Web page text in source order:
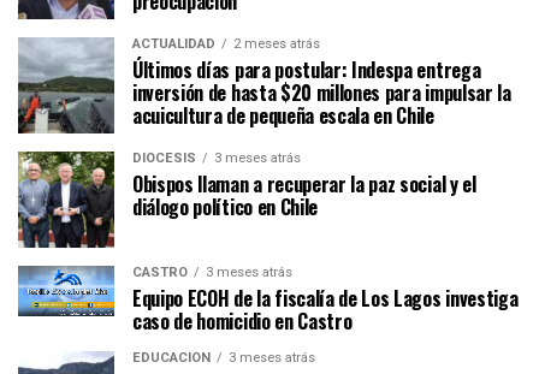
ACTUALIDAD 2 meses atrás
Últimos días para postular: Indespa entrega
inversión de hasta $20 millones para impulsar la
acuicultura de pequeña escala en Chile
DIÓCESIS 3 meses atrás
Obispos llaman a recuperar la paz social y el
diálogo político en Chile
CASTRO 3 meses atrás
Equipo ECOH de la fiscalía de Los Lagos investiga
caso de homicidio en Castro
EDUCACIÓN 3 meses atrás